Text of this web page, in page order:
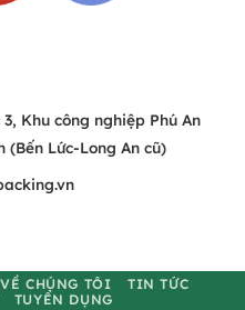
Khu công nghiệp Phú An
(Bến Lức-Long An cũ)
VỀ CHÚNG TÔI
TIN TỨC
TUYỂN DỤNG